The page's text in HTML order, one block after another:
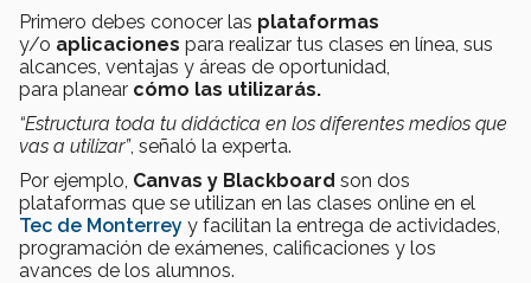
Primero debes conocer las plataformas
y/o aplicaciones para realizar tus clases en línea, sus
alcances, ventajas y áreas de oportunidad,
para planear cómo las utilizarás.
“Estructura toda tu didáctica en los diferentes medios que
vas a utilizar”, señaló la experta.
Por ejemplo, Canvas y Blackboard son dos
plataformas que se utilizan en las clases online en el
Tec de Monterrey y facilitan la entrega de actividades,
programación de exámenes, calificaciones y los
avances de los alumnos.